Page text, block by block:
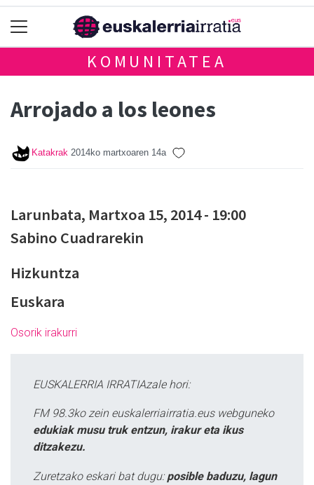
KOMUNITATEA
Arrojado a los leones
Katakrak 2014ko martxoaren 14a
Larunbata, Martxoa 15, 2014 - 19:00
Sabino Cuadrarekin
Hizkuntza
Euskara
Osorik irakurri
EUSKALERRIA IRRATIAzale hori:
FM 98.3ko zein euskalerriairratia.eus webguneko
edukiak musu truk entzun, irakur eta ikus
ditzakezu.
Zuretzako eskari bat dugu: posible baduzu, lagun